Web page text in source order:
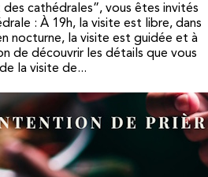
des cathédrales”, vous êtes invités
: À 19h, la visite est libre, dans
nocturne, la visite est guidée et à
de découvrir les détails que vous
la visite de...